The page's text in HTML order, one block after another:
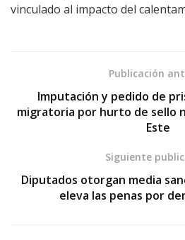
vinculado al impacto del
Publicación
Imputación y pedido de
migratoria por hurto de sello
Este
Siguiente
Diputados otorgan media
eleva las penas por